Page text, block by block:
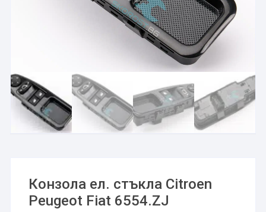
Конзола ел. стъкла Citroen
Peugeot Fiat 6554.ZJ